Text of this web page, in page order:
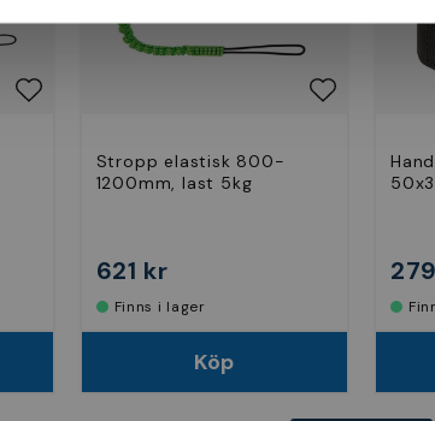
Stropp elastisk 800-
1200mm, last 5kg
621 kr
Finns i lager
Köp